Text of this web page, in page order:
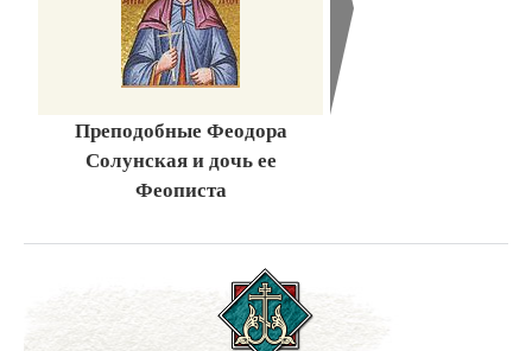
Преподобные Феодора
Солунская и дочь ее
Феописта